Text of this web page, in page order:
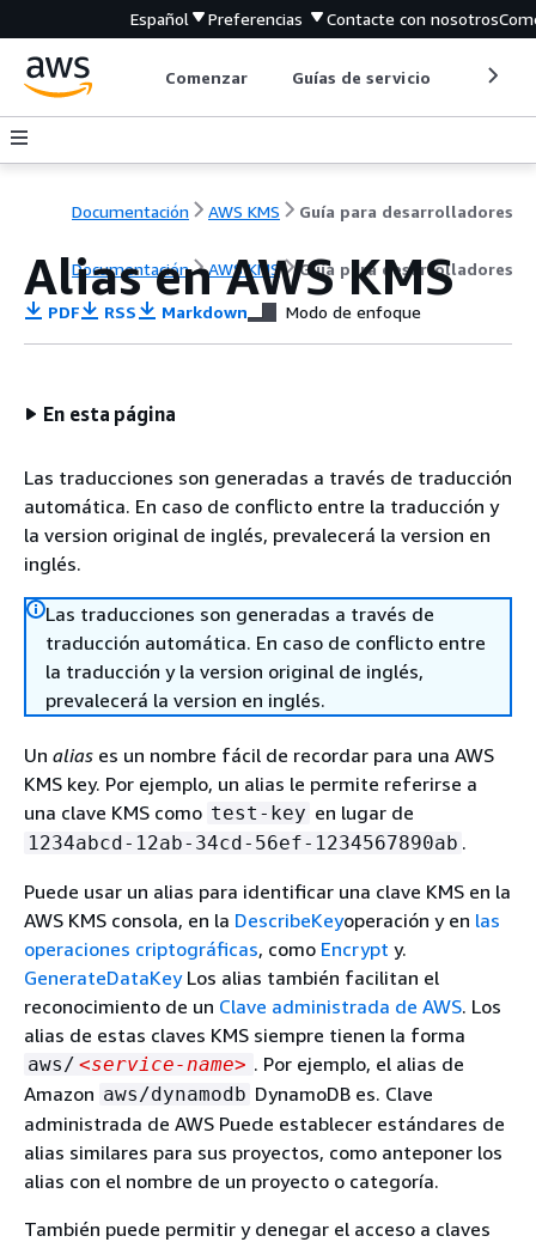
Español Preferencias Contacte con nosotros
Comenzar Guías de servicio
Documentación AWS KMS Guía para desarrolladores
Documentación AWS KMS Guía para desarrolladores
Alias en AWS KMS
PDF RSS Markdown Modo de enfoque
En esta página
Las traducciones son generadas a través de traducción
automática. En caso de conflicto entre la traducción y
la version original de inglés, prevalecerá la version en
inglés.
Las traducciones son generadas a través de
traducción automática. En caso de conflicto entre
la traducción y la version original de inglés,
prevalecerá la version en inglés.
Un alias es un nombre fácil de recordar para una AWS
KMS key. Por ejemplo, un alias le permite referirse a
una clave KMS como test-key en lugar de
1234abcd-12ab-34cd-56ef-1234567890ab .
Puede usar un alias para identificar una clave KMS en la
AWS KMS consola, en la DescribeKeyoperación y en las
operaciones criptográficas, como Encrypt y.
GenerateDataKeyLos alias también facilitan el
reconocimiento de un Clave administrada de AWS. Los
alias de estas claves KMS siempre tienen la forma
aws/ <service-name> . Por ejemplo, el alias de
Amazon aws/dynamodb DynamoDB es. Clave
administrada de AWS Puede establecer estándares de
alias similares para sus proyectos, como anteponer los
alias con el nombre de un proyecto o categoría.
También puede permitir y denegar el acceso a claves